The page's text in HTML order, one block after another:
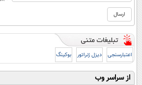
اعتبارسنجی دیزل ژنراتور بوکینگ
از سراسر وب